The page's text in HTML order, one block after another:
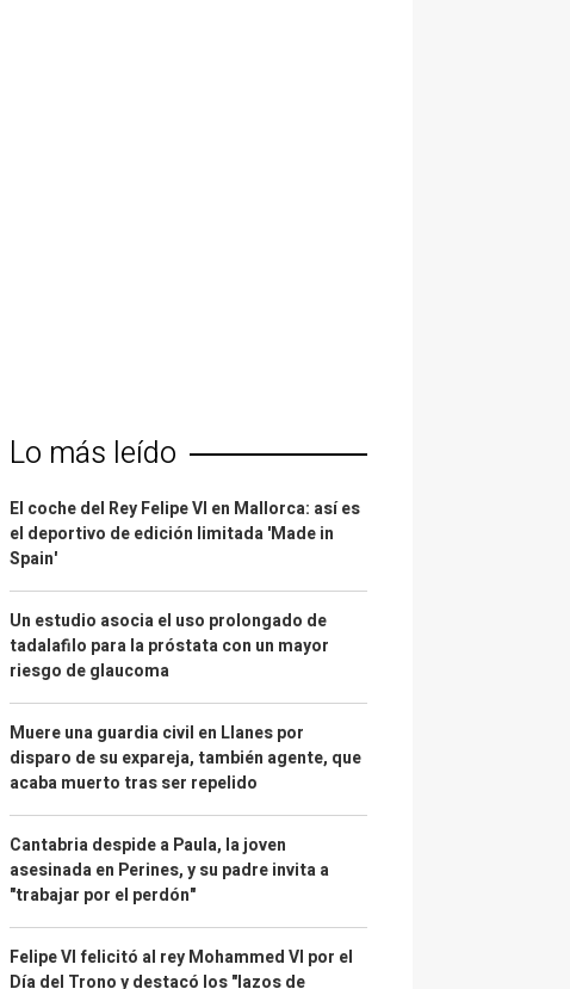
Lo más leído
El coche del Rey Felipe VI en Mallorca: así es
el deportivo de edición limitada 'Made in
Spain'
Un estudio asocia el uso prolongado de
tadalafilo para la próstata con un mayor
riesgo de glaucoma
Muere una guardia civil en Llanes por
disparo de su expareja, también agente, que
acaba muerto tras ser repelido
Cantabria despide a Paula, la joven
asesinada en Perines, y su padre invita a
"trabajar por el perdón"
Felipe VI felicitó al rey Mohammed VI por el
Día del Trono y destacó los "lazos de